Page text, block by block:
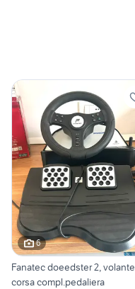
6
Fanatec doeedster 2, volante
corsa compl.pedaliera